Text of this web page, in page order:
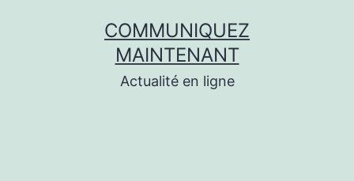
COMMUNIQUEZ
MAINTENANT
Actualité en ligne